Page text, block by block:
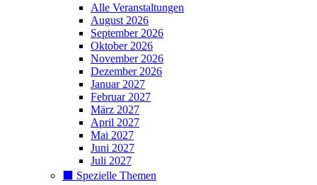
Alle Veranstaltungen
August 2026
September 2026
Oktober 2026
November 2026
Dezember 2026
Januar 2027
Februar 2027
März 2027
April 2027
Mai 2027
Juni 2027
Juli 2027
⬛️ Spezielle Themen